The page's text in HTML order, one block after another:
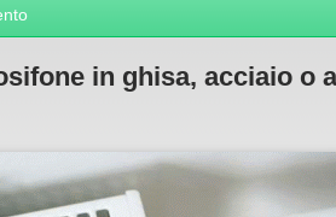
in ghisa, acciaio o